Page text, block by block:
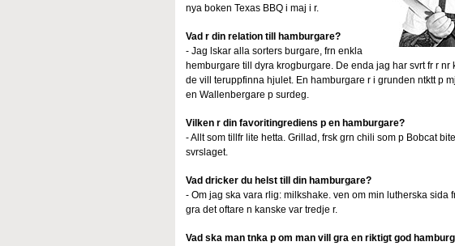
nya boken Texas BBQ i maj i r.
Vad r din relation till hamburgare?
- Jag lskar alla sorters burgare, frn enkla
hemburgare till dyra krogburgare. De enda jag har svrt fr r nr
de vill teruppfinna hjulet. En hamburgare r i grunden ntktt p
en Wallenbergare p surdeg.
Vilken r din favoritingrediens p en hamburgare?
- Allt som tillfr lite hetta. Grillad, frsk grn chili som p Bobcat
svrslaget.
Vad dricker du helst till din hamburgare?
- Om jag ska vara rlig: milkshake. ven om min lutherska sida
gra det oftare n kanske var tredje r.
Vad ska man tnka p om man vill gra en riktigt god